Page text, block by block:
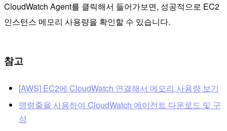
CloudWatch Agent를 클릭해서 들어가보면, 성공적으로 EC2
인스턴스 메모리 사용량을 확인할 수 있습니다.
참고
[AWS] EC2에 CloudWatch 연결해서 메모리 사용량 보기
명령줄을 사용하여 CloudWatch 에이전트 다운로드 및 구
성